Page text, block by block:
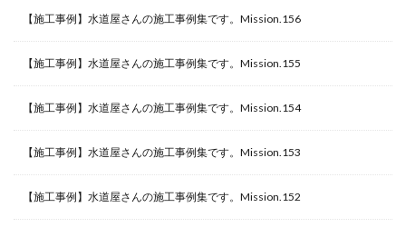
【施工事例】水道屋さんの施工事例集です。Mission.156
【施工事例】水道屋さんの施工事例集です。Mission.155
【施工事例】水道屋さんの施工事例集です。Mission.154
【施工事例】水道屋さんの施工事例集です。Mission.153
【施工事例】水道屋さんの施工事例集です。Mission.152